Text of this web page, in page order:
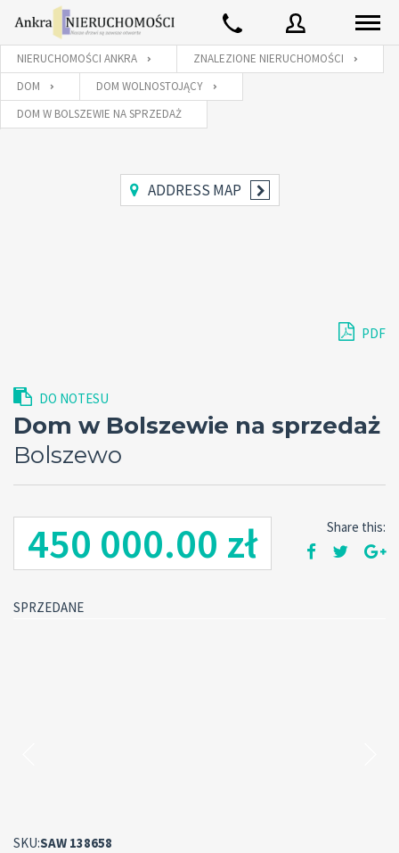
Użytkownik
NIERUCHOMOŚCI ANKRA
ZNALEZIONE NIERUCHOMOŚCI
DOM
DOM WOLNOSTOJĄCY
DOM W BOLSZEWIE NA SPRZEDAŻ
ADDRESS MAP
PDF
DO NOTESU
Dom w Bolszewie na sprzedaż
Bolszewo
450 000.00 zł Share this:
SPRZEDANE
SKU:SAW 138658